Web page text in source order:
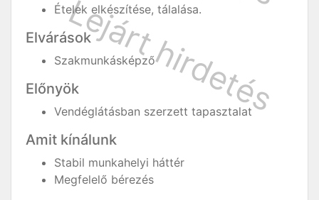
Ételek elkészítése, tálalása.
Elvárások
Szakmunkásképző
Előnyök
Vendéglátásban szerzett tapasztalat
Amit kínálunk
Stabil munkahelyi háttér
Megfelelő bérezés